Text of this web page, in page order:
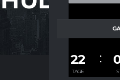
22
TAGE